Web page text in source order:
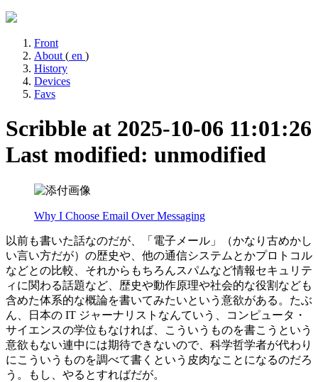
Front
About ( en )
History
Devices
Favs
Scribble at 2025-10-06 11:01:26
Last modified: unmodified
Why I Choose Email Over Messaging
以前も書いた話なのだが、「電子メール」（かなり古めかし
い言い方だが）の歴史や、他の通信システムとかプロトコル
などとの比較、それからもちろんスパムなど情報セキュリテ
ィに関わる話題など、歴史や動作原理や社会的な役割なども
含めた体系的な概論を書いてみたいという意欲がある。たぶ
ん、日本の IT ジャーナリストなんていう、コンピュータ・
サイエンスの学位もなければ、こういうものを書こうという
意欲もない連中には期待できないので、科学哲学者が代わり
にこういうものを調べて書くという皮肉なことになるのだろ
う。もし、やるとすればだが。